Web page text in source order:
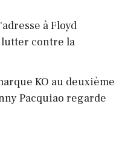
à Floyd
contre la
KO au deuxième
Pacquiao regarde